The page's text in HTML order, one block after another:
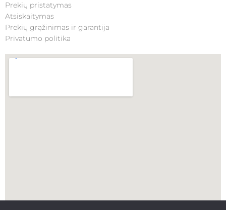
Prekių pristatymas
Atsiskaitymas
Prekių grąžinimas ir garantija
Privatumo politika